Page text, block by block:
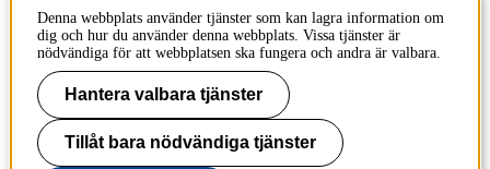
Jobba på KTH
Press och media
Faktura och betalning KTH
Om KTH:s webbplatser
Denna webbplats använder tjänster som kan lagra information om
dig och hur du använder denna webbplats. Vissa tjänster är
nödvändiga för att webbplatsen ska fungera och andra är valbara.
Hantera valbara tjänster
Tillåt bara nödvändiga tjänster